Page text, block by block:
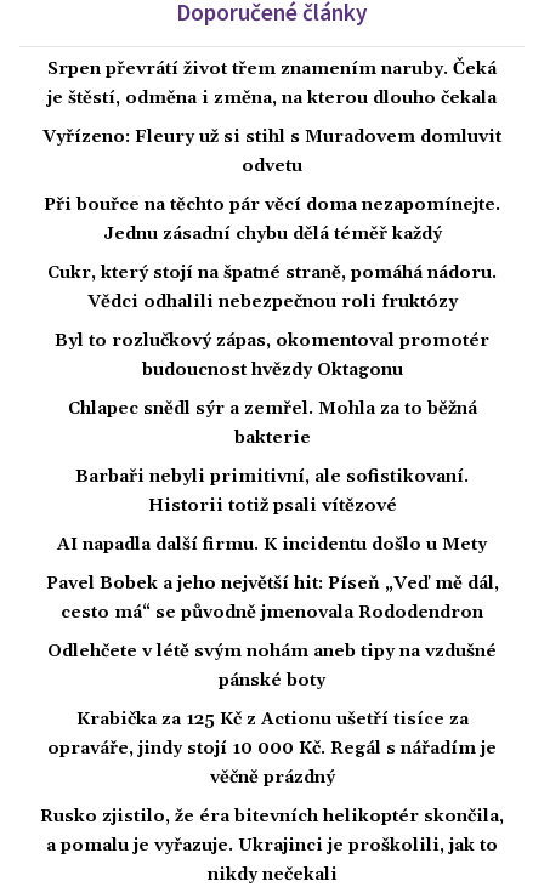
Doporučené články
Srpen převrátí život třem znamením naruby. Čeká
je štěstí, odměna i změna, na kterou dlouho čekala
Vyřízeno: Fleury už si stihl s Muradovem domluvit
odvetu
Při bouřce na těchto pár věcí doma nezapomínejte.
Jednu zásadní chybu dělá téměř každý
Cukr, který stojí na špatné straně, pomáhá nádoru.
Vědci odhalili nebezpečnou roli fruktózy
Byl to rozlučkový zápas, okomentoval promotér
budoucnost hvězdy Oktagonu
Chlapec snědl sýr a zemřel. Mohla za to běžná
bakterie
Barbaři nebyli primitivní, ale sofistikovaní.
Historii totiž psali vítězové
AI napadla další firmu. K incidentu došlo u Mety
Pavel Bobek a jeho největší hit: Píseň „Veď mě dál,
cesto má“ se původně jmenovala Rododendron
Odlehčete v létě svým nohám aneb tipy na vzdušné
pánské boty
Krabička za 125 Kč z Actionu ušetří tisíce za
opraváře, jindy stojí 10 000 Kč. Regál s nářadím je
věčně prázdný
Rusko zjistilo, že éra bitevních helikoptér skončila,
a pomalu je vyřazuje. Ukrajinci je proškolili, jak to
nikdy nečekali